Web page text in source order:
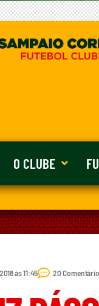
O CLUBE
às 11:45 20